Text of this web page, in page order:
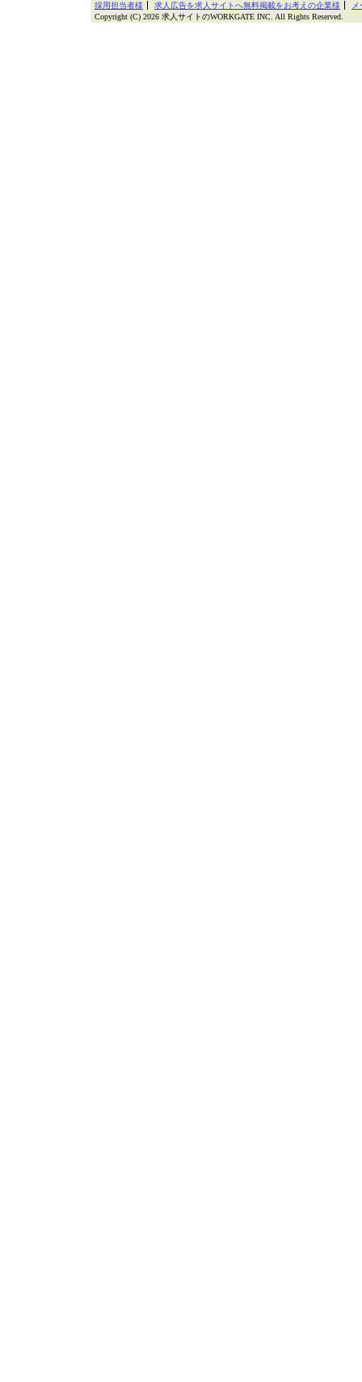
採用担当者様 求人広告を求人サイトへ無料掲載をお考えの企業様
Copyright (C) 2026 求人サイトのWORKGATE INC. All Rights Reserved.